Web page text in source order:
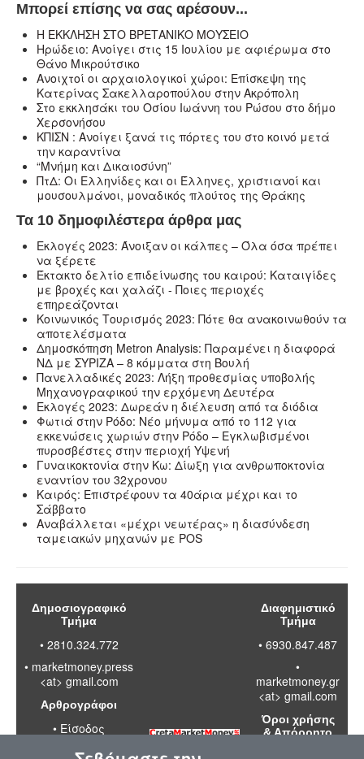
Μπορεί επίσης να σας αρέσουν...
Η ΕΚΚΛΗΣΗ ΣΤΟ ΒΡΕΤΑΝΙΚΟ ΜΟΥΣΕΙΟ
Ηρώδειο: Ανοίγει στις 15 Ιουλίου με αφιέρωμα στο
Θάνο Μικρούτσικο
Ανοιχτοί οι αρχαιολογικοί χώροι: Επίσκεψη της
Κατερίνας Σακελλαροπούλου στην Ακρόπολη
Στο εκκλησάκι του Οσίου Ιωάννη του Ρώσου στο δήμο
Χερσονήσου
ΚΠΙΣΝ : Ανοίγει ξανά τις πόρτες του στο κοινό μετά
την καραντίνα
“Μνήμη και Δικαιοσύνη”
ΠτΔ: Οι Ελληνίδες και οι Έλληνες, χριστιανοί και
μουσουλμάνοι, μοναδικός πλούτος της Θράκης
Τα 10 δημοφιλέστερα άρθρα μας
Εκλογές 2023: Άνοιξαν οι κάλπες – Όλα όσα πρέπει
να ξέρετε
Έκτακτο δελτίο επιδείνωσης του καιρού: Καταιγίδες
με βροχές και χαλάζι - Ποιες περιοχές
επηρεάζονται
Κοινωνικός Τουρισμός 2023: Πότε θα ανακοινωθούν τα
αποτελέσματα
Δημοσκόπηση Metron Analysis: Παραμένει η διαφορά
ΝΔ με ΣΥΡΙΖΑ – 8 κόμματα στη Βουλή
Πανελλαδικές 2023: Λήξη προθεσμίας υποβολής
Μηχανογραφικού την ερχόμενη Δευτέρα
Εκλογές 2023: Δωρεάν η διέλευση από τα διόδια
Φωτιά στην Ρόδο: Νέο μήνυμα από το 112 για
εκκενώσεις χωριών στην Ρόδο – Εγκλωβισμένοι
πυροσβέστες στην περιοχή Υψενή
Γυναικοκτονία στην Κω: Δίωξη για ανθρωποκτονία
εναντίον του 32χρονου
Καιρός: Επιστρέφουν τα 40άρια μέχρι και το
Σάββατο
Αναβάλλεται «μέχρι νεωτέρας» η διασύνδεση
ταμειακών μηχανών με POS
Δημοσιογραφικό
Τμήμα
• 2810.324.772
• marketmoney.press
<at> gmail.com
Αρθρογράφοι
• Είσοδος
Διαφημιστικό
Τμήμα
• 6930.847.487
•
marketmoney.gr
<at> gmail.com
Όροι χρήσης
& Απόρρητο